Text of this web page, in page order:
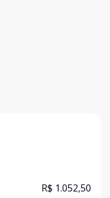
R$ 1.052,50